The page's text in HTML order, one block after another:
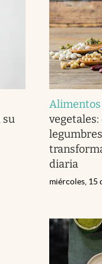
su
diaria
miércoles, 15